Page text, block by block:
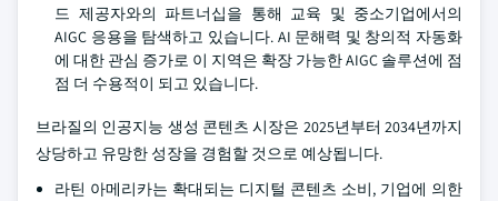
드 제공자와의 파트너십을 통해 교육 및 중소기업에서의
AIGC 응용을 탐색하고 있습니다. AI 문해력 및 창의적 자동화
에 대한 관심 증가로 이 지역은 확장 가능한 AIGC 솔루션에 점
점 더 수용적이 되고 있습니다.
브라질의 인공지능 생성 콘텐츠 시장은 2025년부터 2034년까지
상당하고 유망한 성장을 경험할 것으로 예상됩니다.
라틴 아메리카는 확대되는 디지털 콘텐츠 소비, 기업에 의한